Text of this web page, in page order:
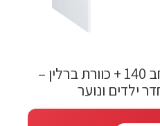
שולחן כתיבה אופיר רוחב 140 + כוורת ברלין –
ילדים ונוער